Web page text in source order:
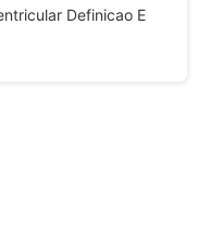
Definicao E